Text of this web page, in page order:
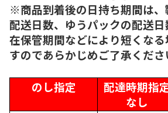
※商品到着後の日持ち期間は、
配送日数、ゆうパックの配送
在保管期間などにより短くな
すのであらかじめご了承くださ
のし指定
配達時期指
なし